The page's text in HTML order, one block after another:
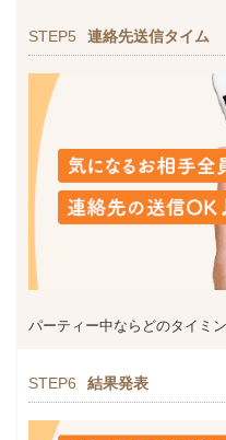
STEP5 連絡先送信タイム
パーティー中ならどのタイミ
STEP6 結果発表